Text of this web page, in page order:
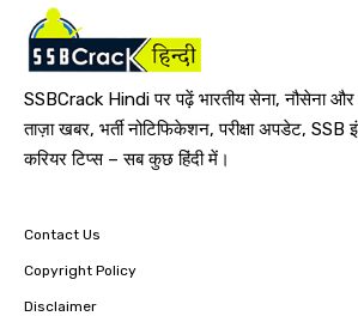
SSBCrack Hindi पर पढ़ें भारतीय सेना, नौसेना और
ताज़ा खबर, भर्ती नोटिफिकेशन, परीक्षा अपडेट,
करियर टिप्स – सब कुछ हिंदी में।
Contact Us
Copyright Policy
Disclaimer